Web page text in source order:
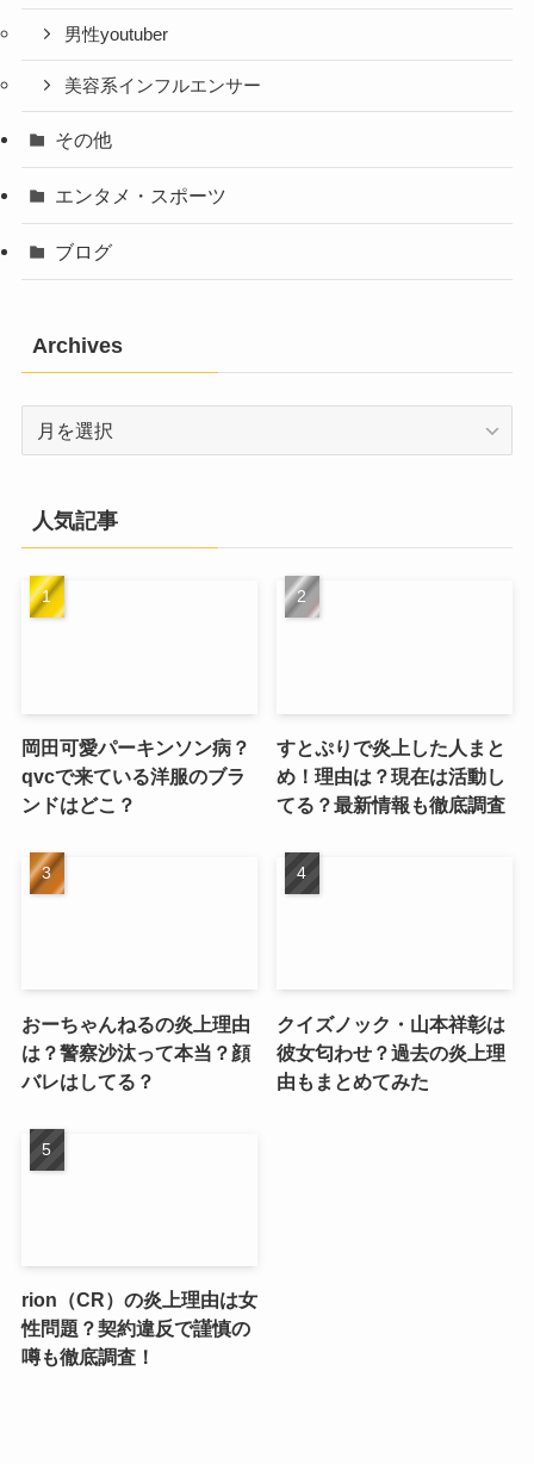
男性youtuber
美容系インフルエンサー
その他
エンタメ・スポーツ
ブログ
Archives
Archives
人気記事
岡田可愛パーキンソン病？
qvcで来ている洋服のブラ
ンドはどこ？
すとぷりで炎上した人まと
め！理由は？現在は活動し
てる？最新情報も徹底調査
おーちゃんねるの炎上理由
は？警察沙汰って本当？顔
バレはしてる？
クイズノック・山本祥彰は
彼女匂わせ？過去の炎上理
由もまとめてみた
rion（CR）の炎上理由は女
性問題？契約違反で謹慎の
噂も徹底調査！